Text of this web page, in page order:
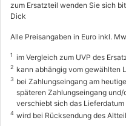
zum Ersatzteil wenden Sie sich
Dick
Alle Preisangaben in Euro inkl.
1 im Vergleich zum UVP des
2 kann abhängig vom gewählten
3 bei Zahlungseingang am
späteren Zahlungseingang und/
verschiebt sich das
4 wird bei Rücksendung des